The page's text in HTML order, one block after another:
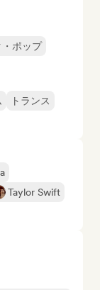
ポップ
トランス
Taylor Swift